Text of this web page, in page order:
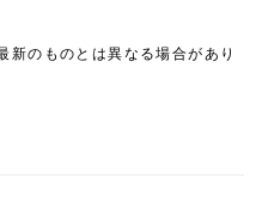
のものとは異なる場合があり